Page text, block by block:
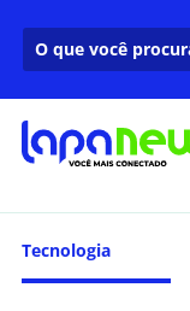
Tecnologia